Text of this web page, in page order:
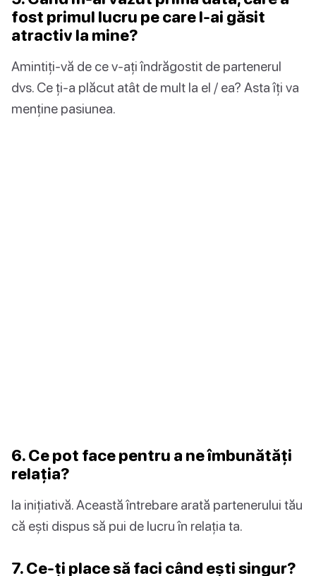
fost primul lucru pe care l-ai găsit
atractiv la mine?
Amintiți-vă de ce v-ați îndrăgostit de partenerul
dvs. Ce ți-a plăcut atât de mult la el / ea? Asta îți va
menține pasiunea.
6. Ce pot face pentru a ne îmbunătăți
relația?
Ia inițiativă. Această întrebare arată partenerului tău
că ești dispus să pui de lucru în relația ta.
7. Ce-ți place să faci când ești singur?